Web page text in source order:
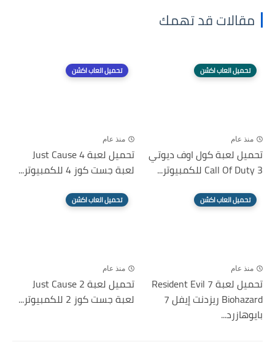
مقالات قد تهمك
تحميل العاب اكشن
منذ عام
تحميل لعبة كول اوف ديوتي
Call Of Duty 3 للكمبيوتر...
تحميل العاب اكشن
منذ عام
تحميل لعبة Just Cause 4
لعبة جست كوز 4 للكمبيوتر...
تحميل العاب اكشن
منذ عام
تحميل لعبة Resident Evil 7
Biohazard ريزدنت إيفل 7
بايوهازرد...
تحميل العاب اكشن
منذ عام
تحميل لعبة Just Cause 2
لعبة جست كوز 2 للكمبيوتر...